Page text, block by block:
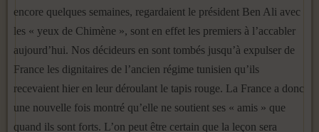
encore quelques semaines, regardaient le président Ben Ali avec
les « yeux de Chimène », sont en effet les premiers à l’accabler
aujourd’hui. Nos décideurs en sont tombés jusqu’à expulser de
France les dignitaires de l’ancien régime tunisien qu’ils
recevaient hier en leur déroulant le tapis rouge. La France a donc
une nouvelle fois montré qu’elle ne soutient ses « amis » que
quand ils sont forts. L’on peut être certain que la leçon sera